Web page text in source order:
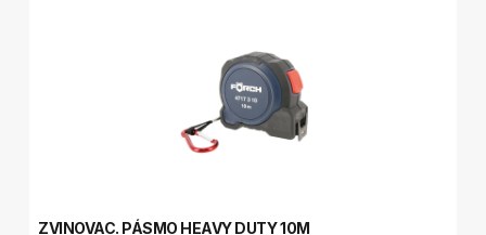
ZVINOVAC. PÁSMO HEAVY DUTY 10M